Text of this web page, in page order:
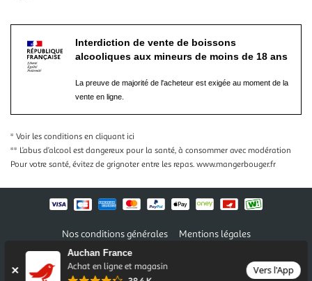
Auchan France
Achat en ligne et magasin
Vers l'App
Interdiction de vente de boissons
alcooliques aux mineurs de moins de 18 ans
La preuve de majorité de l'acheteur est exigée au moment de la
vente en ligne.
* Voir les conditions en cliquant ici
** L’abus d’alcool est dangereux pour la santé, à consommer avec modération
Pour votre santé, évitez de grignoter entre les repas. www.mangerbouger.fr
Nos conditions générales
Mentions légales
Conditions des offres et promotions
Politique de confidentialité
Informations légales marketplace